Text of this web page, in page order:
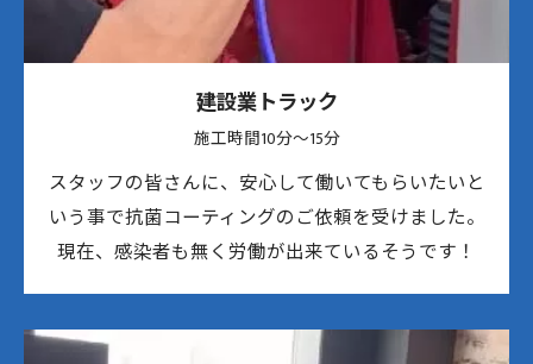
建設業トラック
施工時間10分〜15分
スタッフの皆さんに、安心して働いてもらいたいと
いう事で抗菌コーティングのご依頼を受けました。
現在、感染者も無く労働が出来ているそうです！